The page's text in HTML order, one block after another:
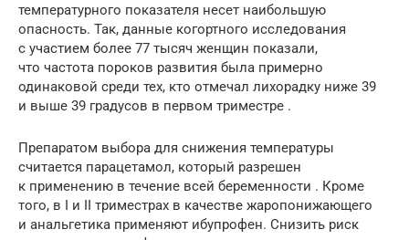
температурного показателя несет наибольшую
опасность. Так, данные когортного исследования
с участием более 77 тысяч женщин показали,
что частота пороков развития была примерно
одинаковой среди тех, кто отмечал лихорадку ниже 39
и выше 39 градусов в первом триместре .
Препаратом выбора для снижения температуры
считается парацетамол, который разрешен
к применению в течение всей беременности . Кроме
того, в I и II триместрах в качестве жаропонижающего
и анальгетика применяют ибупрофен. Снизить риск